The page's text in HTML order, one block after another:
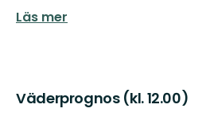
Läs mer
Väderprognos (kl. 12.00)